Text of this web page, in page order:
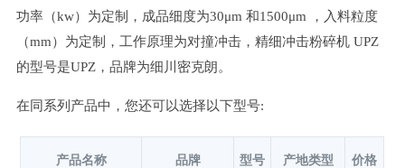
功率（kw）为定制，成品细度为30μm 和1500μm ，入料粒度
（mm）为定制，工作原理为对撞冲击，精细冲击粉碎机 UPZ
的型号是UPZ，品牌为细川密克朗。
在同系列产品中，您还可以选择以下型号:
产品名称 品牌 型号 产地类型 价格